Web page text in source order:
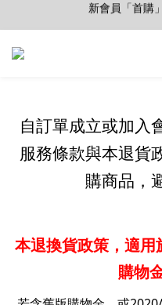
【會員推薦賞】
【會員推薦賞】
自訂單成立或加入
服務條款與本退貨
購商品，
本退換貨政策，適
購物